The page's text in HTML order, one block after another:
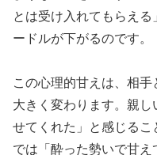
とは受け入れてもらえ
ードルが下がるのです。
この心理的甘えは、相
大きく変わります。親
せてくれた」と感じる
では「酔った勢いで甘